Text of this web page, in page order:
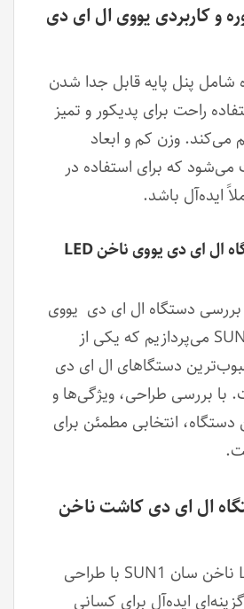
و کاربردی یووی ال ای دی
شامل پنل پایه قابل جدا شدن
راحت برای پدیکور و تمیز
می‌کند. وزن کم و ابعاد
که برای استفاده در
ایده‌آل باشد.
نقد و بررسی دستگاه ال ای دی یووی ناخن LED
دستگاه ال ای دی یووی
ناخن LED سان SUN1 می‌پردازیم که یکی از
دستگاهای ال ای دی
با بررسی طراحی، ویژگی‌ها و
انتخابی مطمئن برای
ال ای دی کاشت ناخن
دستگاه یووی LED ناخن سان SUN1 با طراحی
ایده‌آل برای کسانی